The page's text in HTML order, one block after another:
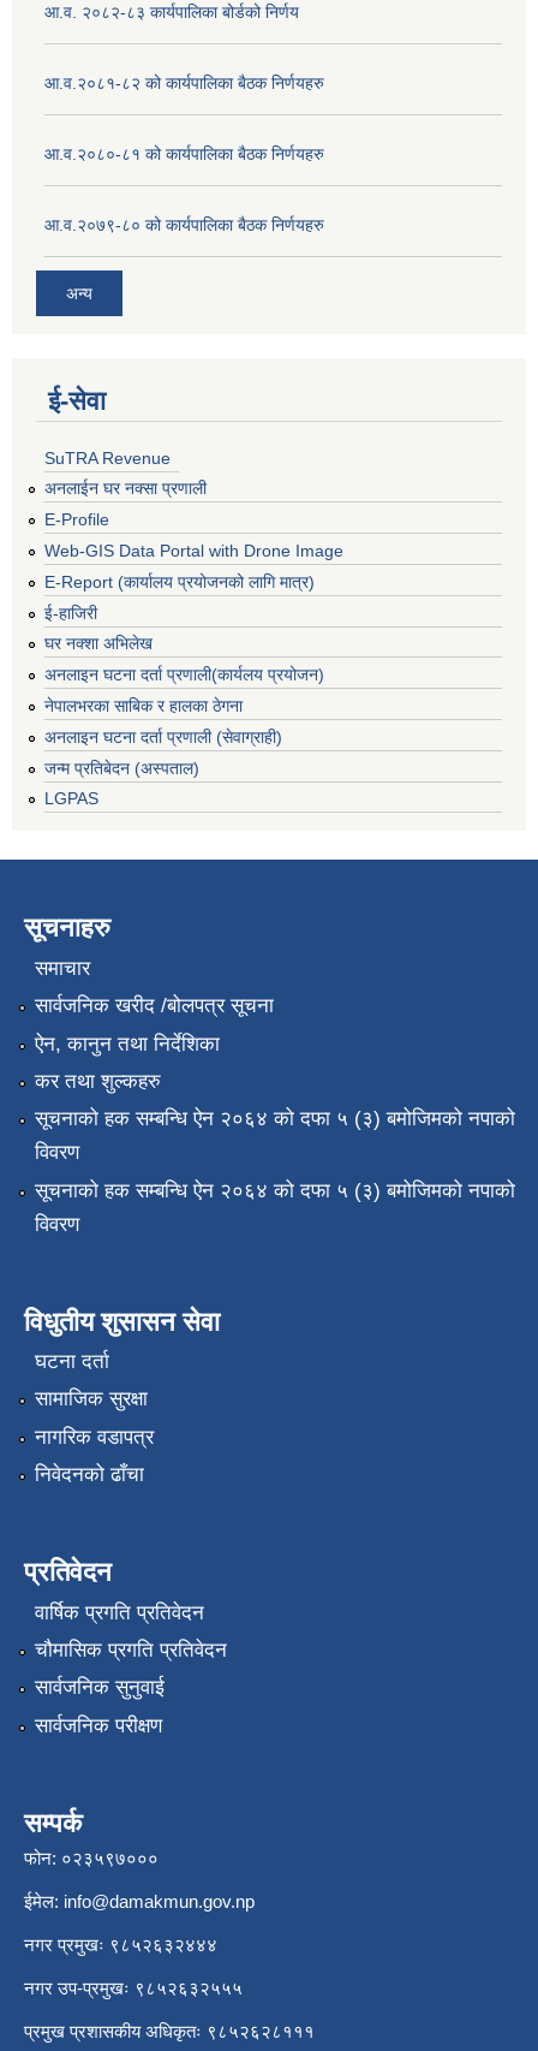
आ.व. २०८२-८३ कार्यपालिका बोर्डको निर्णय
आ.व.२०८१-८२ को कार्यपालिका बैठक निर्णयहरु
आ.व.२०८०-८१ को कार्यपालिका बैठक निर्णयहरु
आ.व.२०७९-८० को कार्यपालिका बैठक निर्णयहरु
अन्य
ई‍-सेवा
SuTRA Revenue
अनलाईन घर नक्सा प्रणाली
E-Profile
Web-GIS Data Portal with Drone Image
E-Report (कार्यालय प्रयोजनको लागि मात्र)
ई-हाजिरी
घर नक्शा अभिलेख
अनलाइन घटना दर्ता प्रणाली(कार्यलय प्रयोजन)
नेपालभरका साबिक र हालका ठेगना
अनलाइन घटना दर्ता प्रणाली (सेवाग्राही)
जन्म प्रतिबेदन (अस्पताल)
LGPAS
सूचनाहरु
समाचार
सार्वजनिक खरीद /बोलपत्र सूचना
ऐन, कानुन तथा निर्देशिका
कर तथा शुल्कहरु
सूचनाको हक सम्बन्धि ऐन २०६४ को दफा ५ (३) बमोजिमको नपाको
विवरण
सूचनाको हक सम्बन्धि ऐन २०६४ को दफा ५ (३) बमोजिमको नपाको
विवरण
विधुतीय शुसासन सेवा
घटना दर्ता
सामाजिक सुरक्षा
नागरिक वडापत्र
निवेदनको ढाँचा
प्रतिवेदन
वार्षिक प्रगति प्रतिवेदन
चौमासिक प्रगति प्रतिवेदन
सार्वजनिक सुनुवाई
सार्वजनिक परीक्षण
सम्पर्क
फोन: ०२३५९७०००
ईमेल: info@damakmun.gov.np
नगर प्रमुखः ९८५२६३२४४४
नगर उप-प्रमुखः ९८५२६३२५५५
प्रमुख प्रशासकीय अधिकृतः ९८५२६२८१११